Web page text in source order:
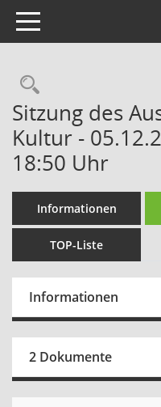
Toggle navigation
Sitzung des
Kultur -
18:50 Uhr
Informationen
TOP-Liste
Informationen
2 Dokumente